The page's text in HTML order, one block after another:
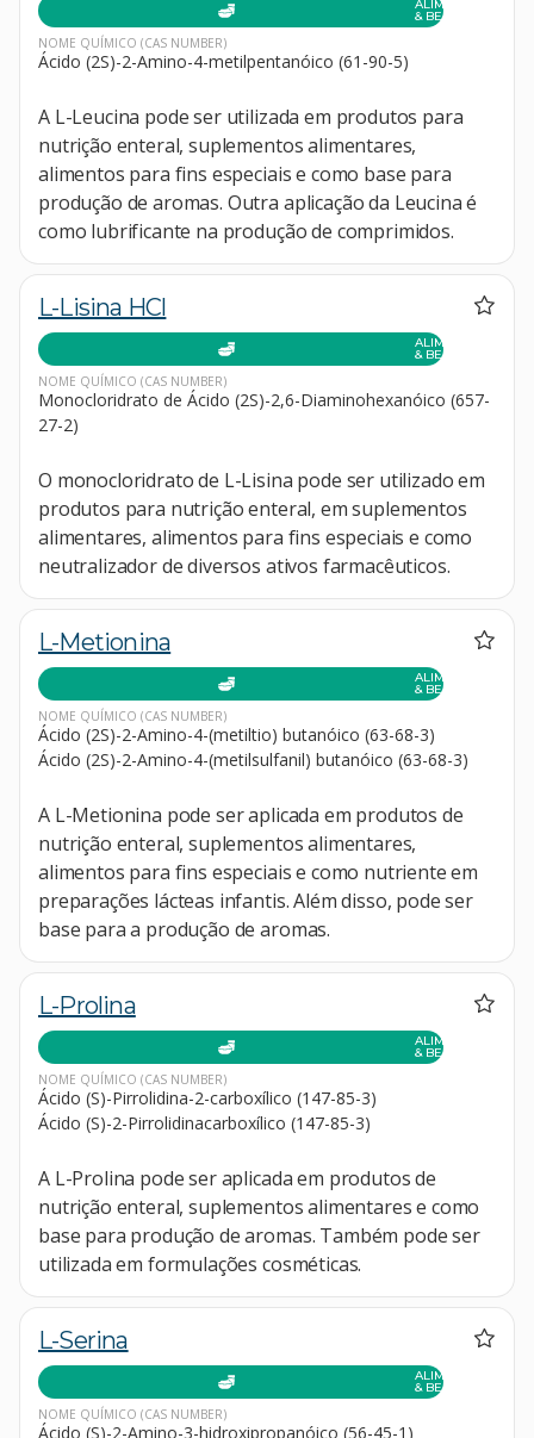
ALIMENTOS
& BEBIDAS
NOME QUÍMICO (CAS NUMBER)
Ácido (2S)-2-Amino-4-metilpentanóico (61-90-5)
A L-Leucina pode ser utilizada em produtos para
nutrição enteral, suplementos alimentares,
alimentos para fins especiais e como base para
produção de aromas. Outra aplicação da Leucina é
como lubrificante na produção de comprimidos.
L-Lisina HCl
ALIMENTOS
& BEBIDAS
NOME QUÍMICO (CAS NUMBER)
Monocloridrato de Ácido (2S)-2,6-Diaminohexanóico (657-
27-2)
O monocloridrato de L-Lisina pode ser utilizado em
produtos para nutrição enteral, em suplementos
alimentares, alimentos para fins especiais e como
neutralizador de diversos ativos farmacêuticos.
L-Metionina
ALIMENTOS
& BEBIDAS
NOME QUÍMICO (CAS NUMBER)
Ácido (2S)-2-Amino-4-(metiltio) butanóico (63-68-3)
Ácido (2S)-2-Amino-4-(metilsulfanil) butanóico (63-68-3)
A L-Metionina pode ser aplicada em produtos de
nutrição enteral, suplementos alimentares,
alimentos para fins especiais e como nutriente em
preparações lácteas infantis. Além disso, pode ser
base para a produção de aromas.
L-Prolina
ALIMENTOS
& BEBIDAS
NOME QUÍMICO (CAS NUMBER)
Ácido (S)-Pirrolidina-2-carboxílico (147-85-3)
Ácido (S)-2-Pirrolidinacarboxílico (147-85-3)
A L-Prolina pode ser aplicada em produtos de
nutrição enteral, suplementos alimentares e como
base para produção de aromas. Também pode ser
utilizada em formulações cosméticas.
L-Serina
ALIMENTOS
& BEBIDAS
NOME QUÍMICO (CAS NUMBER)
Ácido (S)-2-Amino-3-hidroxipropanóico (56-45-1)